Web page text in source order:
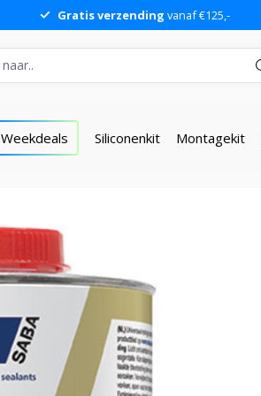
Gratis verzending vanaf €125,-
Weekdeals Siliconenkit Montagekit